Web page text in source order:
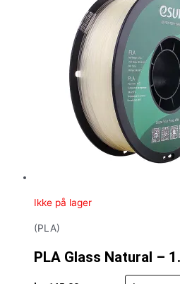
Ikke på lager
(PLA)
PLA Glass Natural –